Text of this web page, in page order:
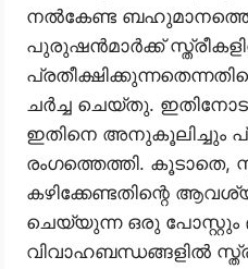
നൽകേണ്ട
പുരുഷൻമാർക്ക്
ചർച്ച ചെയ്തു.
ഇതിനെ അനുകൂലിച്ചും
രംഗത്തെത്തി. കൂടാതെ,
കഴിക്കേണ്ടതിന്റെ
ചെയ്യുന്ന ഒരു പോസ്റ്റും
വിവാഹബന്ധങ്ങളിൽ